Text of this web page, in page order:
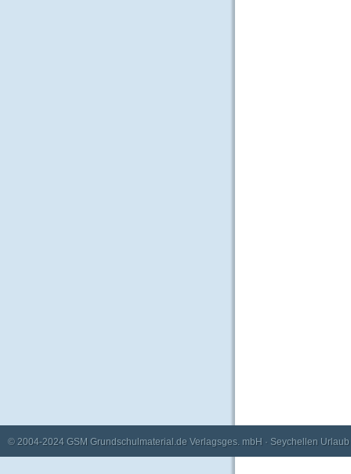
© 2004-2024 GSM Grundschulmaterial.de Verlagsges. mbH · Seychellen Urlaub